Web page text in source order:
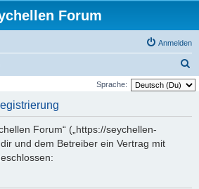
Forum
Anmelden
u
Sprache:
Forum“ („https://seychellen-
und dem Betreiber ein Vertrag mit